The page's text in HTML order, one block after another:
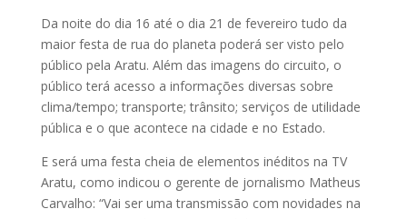
Da noite do dia 16 até o dia 21 de fevereiro tudo da
maior festa de rua do planeta poderá ser visto pelo
público pela Aratu. Além das imagens do circuito, o
público terá acesso a informações diversas sobre
clima/tempo; transporte; trânsito; serviços de utilidade
pública e o que acontece na cidade e no Estado.
E será uma festa cheia de elementos inéditos na TV
Aratu, como indicou o gerente de jornalismo Matheus
Carvalho: “Vai ser uma transmissão com novidades na